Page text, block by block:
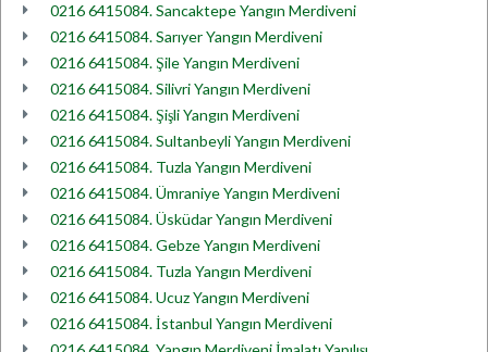
0216 6415084. Sancaktepe Yangın Merdiveni
0216 6415084. Sarıyer Yangın Merdiveni
0216 6415084. Şile Yangın Merdiveni
0216 6415084. Silivri Yangın Merdiveni
0216 6415084. Şişli Yangın Merdiveni
0216 6415084. Sultanbeyli Yangın Merdiveni
0216 6415084. Tuzla Yangın Merdiveni
0216 6415084. Ümraniye Yangın Merdiveni
0216 6415084. Üsküdar Yangın Merdiveni
0216 6415084. Gebze Yangın Merdiveni
0216 6415084. Tuzla Yangın Merdiveni
0216 6415084. Ucuz Yangın Merdiveni
0216 6415084. İstanbul Yangın Merdiveni